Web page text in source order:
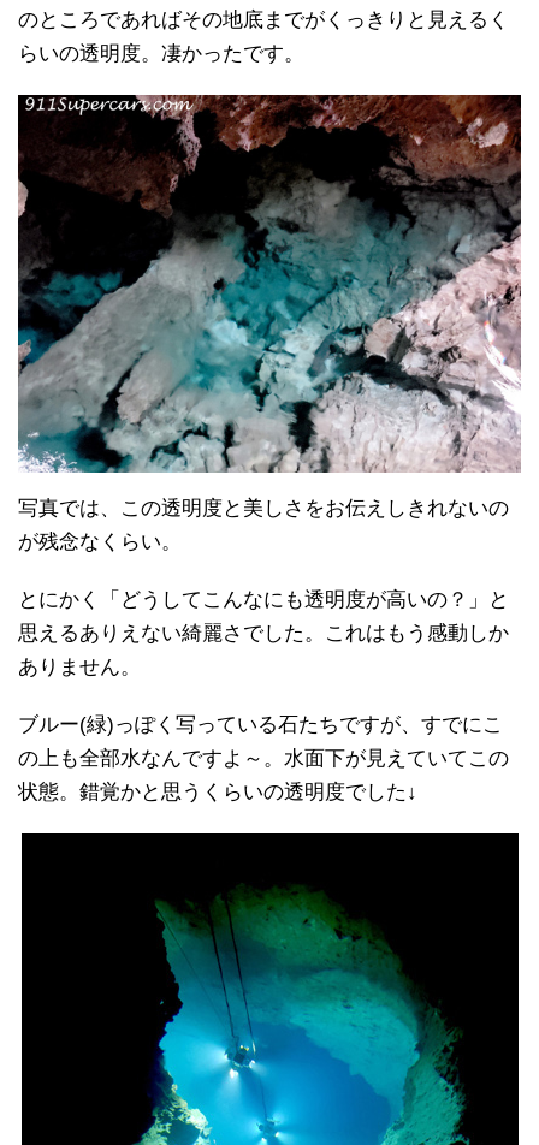
のところであればその地底までがくっきりと見えるく
らいの透明度。凄かったです。
写真では、この透明度と美しさをお伝えしきれないの
が残念なくらい。
とにかく「どうしてこんなにも透明度が高いの？」と
思えるありえない綺麗さでした。これはもう感動しか
ありません。
ブルー(緑)っぽく写っている石たちですが、すでにこ
の上も全部水なんですよ～。水面下が見えていてこの
状態。錯覚かと思うくらいの透明度でした↓